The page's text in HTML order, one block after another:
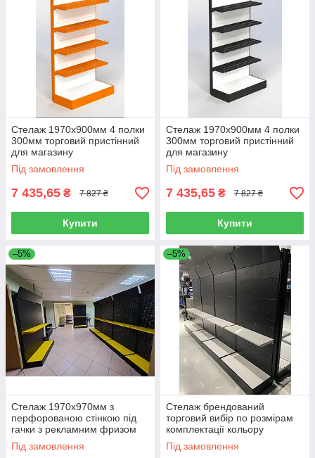
Стелаж 1970х900мм 4 полки
300мм торговий пристінний
для магазину
Під замовлення
7 435,65 ₴ 7 827 ₴
Купити
Стелаж 1970х900мм 4 полки
300мм торговий пристінний
для магазину
Під замовлення
7 435,65 ₴ 7 827 ₴
Купити
–5%
Стелаж 1970х970мм з
перфорованою стінкою під
гачки з рекламним фризом
торговий пристінний для
магазину
Під замовлення
–5%
Стелаж брендований
торговий вибір по розмірам
комплектації кольору
Під замовлення